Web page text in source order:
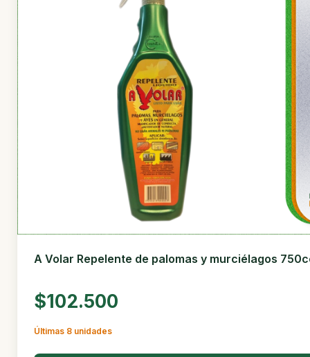
A Volar Repelente de palomas y murciélagos
$102.500
Últimas 8 unidades